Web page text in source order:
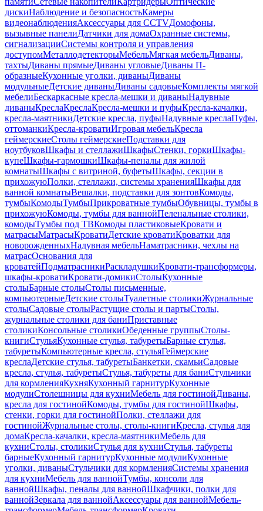
дискиНаблюдение и безопасностьКамеры
видеонаблюденияАксессуары для CCTVДомофоны,
вызывные панелиДатчики для домаОхранные системы,
сигнализацииСистемы контроля и управления
доступомМеталлодетекторыМебельМягкая мебельДиваны,
тахтыДиваны прямыеДиваны угловыеДиваны П-
образныеКухонные уголки, диваныДиваны
модульныеДетские диваныДиваны садовыеКомплекты мягкой
мебелиБескаркасные кресла-мешки и диваныНадувные
диваныКреслаКреслаКресла-мешки и пуфыКресла-качалки,
кресла-маятникиДетские кресла, пуфыНадувные креслаПуфы,
оттоманкиКресла-кроватиИгровая мебельКресла
геймерскиеСтолы геймерскиеПодставки для
ноутбуковШкафы и стеллажиШкафыСтенки, горкиШкафы-
купеШкафы-гармошкиШкафы-пеналы для жилой
комнатыШкафы с витриной, буфетыШкафы, секции в
прихожуюПолки, стеллажи, системы храненияШкафы для
ванной комнатыВешалки, подставки для зонтовКомоды,
тумбыКомодыТумбыПрикроватные тумбыОбувницы, тумбы в
прихожуюКомоды, тумбы для ваннойПеленальные столики,
комодыТумбы под ТВКомоды пластиковыеКровати и
матрасыМатрасыКроватиДетские кроватиКроватки для
новорожденныхНадувная мебельНаматрасники, чехлы на
матрасОснования для
кроватейПодматрасникиРаскладушкиКровати-трансформеры,
шкафы-кроватиКровати-домикиСтолыКухонные
столыБарные столыСтолы письменные,
компьютерныеДетские столыТуалетные столикиЖурнальные
столыСадовые столыРастущие столы и партыСтолы,
журнальные столики для баниПриставные
столикиКонсольные столикиОбеденные группыСтолы-
книгиСтульяКухонные стулья, табуретыБарные стулья,
табуретыКомпьютерные кресла, стульяГеймерские
креслаДетские стулья, табуретыБанкетки, скамьиСадовые
кресла, стулья, табуретыСтулья, табуреты для баниСтульчики
для кормленияКухняКухонный гарнитурКухонные
модулиСтолешницы для кухниМебель для гостинойДиваны,
кресла для гостинойКомоды, тумбы для гостинойШкафы,
стенки, горки для гостинойПолки, стеллажи для
гостинойЖурнальные столы, столы-книгиКресла, стулья для
домаКресла-качалки, кресла-маятникиМебель для
кухниСтолы, столикиСтулья для кухниСтулья, табуреты
барныеКухонный гарнитурКухонные модулиКухонные
уголки, диваныСтульчики для кормленияСистемы хранения
для кухниМебель для ваннойТумбы, консоли для
ваннойШкафы, пеналы для ваннойШкафчики, полки для
ваннойЗеркала для ваннойАксессуары для ваннойМебель-